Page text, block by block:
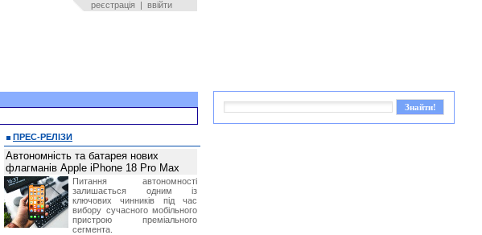
реєстрація | ввійти
ПРЕС-РЕЛІЗИ
Автономність та батарея нових
флагманів Apple iPhone 18 Pro Max
Питання автономності
залишається одним із
ключових чинників під час
вибору сучасного мобільного
пристрою преміального
сегмента.